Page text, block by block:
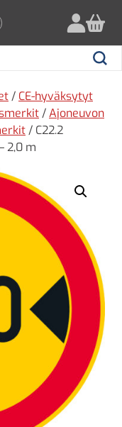
Hae
/ CE-hyväksytyt
/Ajoneuvon
/ C22.2
2,0 m